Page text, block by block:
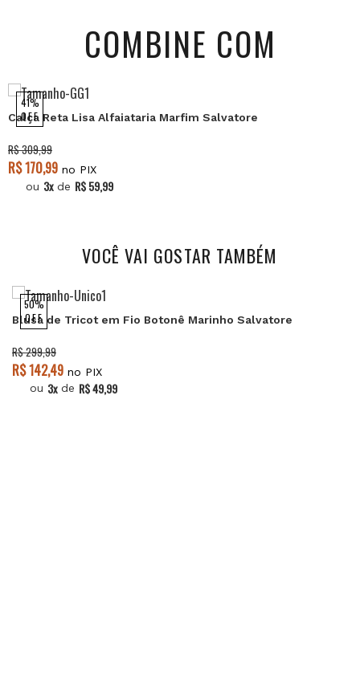
COMBINE COM
41%
OFF
Calça Reta Lisa Alfaiataria Marfim Salvatore
R$ 309,99
R$ 170,99 no PIX
ou 3x de R$ 59,99
VOCÊ VAI GOSTAR TAMBÉM
50%
OFF
Blusa de Tricot em Fio Botonê Marinho Salvatore
R$ 299,99
R$ 142,49 no PIX
ou 3x de R$ 49,99